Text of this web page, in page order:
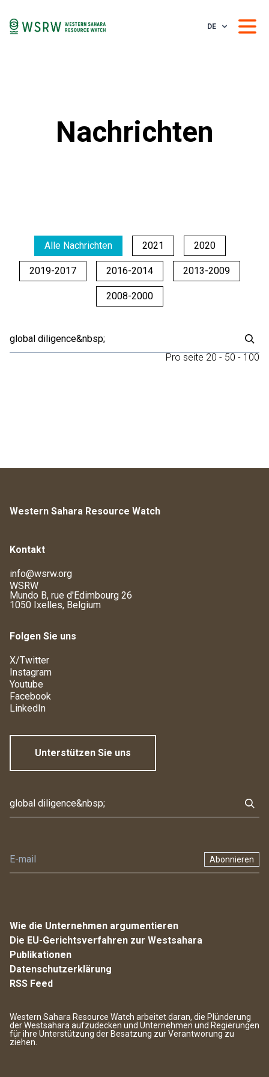
DE
Nachrichten
Alle Nachrichten 2021 2020
2019-2017 2016-2014 2013-2009
2008-2000
Pro seite 20 - 50 - 100
Western Sahara Resource Watch
Kontakt
info@wsrw.org
WSRW
Mundo B, rue d'Edimbourg 26
1050 Ixelles, Belgium
Folgen Sie uns
X/Twitter
Instagram
Youtube
Facebook
LinkedIn
Unterstützen Sie uns
Abonnieren
Wie die Unternehmen argumentieren
Die EU-Gerichtsverfahren zur Westsahara
Publikationen
Datenschutzerklärung
RSS Feed
Western Sahara Resource Watch arbeitet daran, die Plünderung
der Westsahara aufzudecken und Unternehmen und Regierungen
für ihre Unterstützung der Besatzung zur Verantworung zu
ziehen.